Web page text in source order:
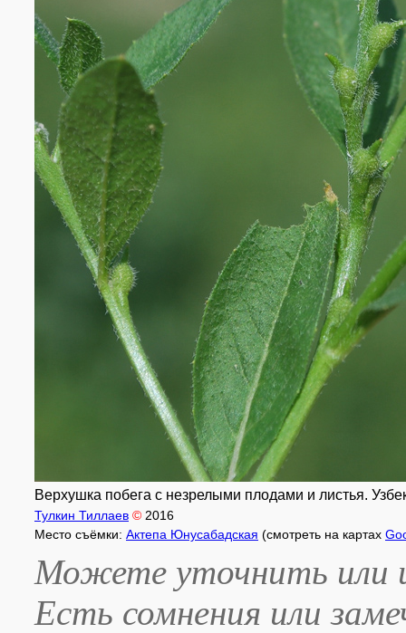
Верхушка побега с незрелыми плодами и листья.
Тулкин Тиллаев © 2016
Место съёмки: Актепа Юнусабадская (смотреть на картах
Можете уточнить или
Есть сомнения или